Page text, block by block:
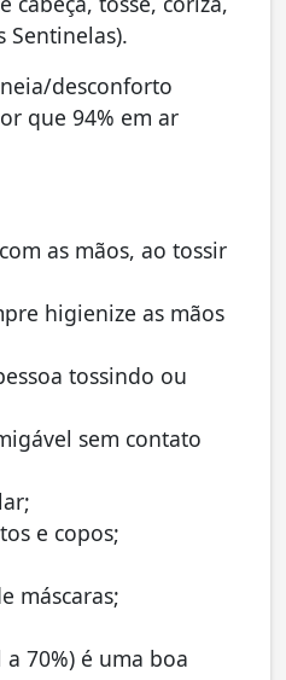
Sentinelas).
desconforto
que 94% em ar
as mãos, ao tossir
higienize as mãos
tossindo ou
sem contato
e copos;
máscaras;
70%) é uma boa